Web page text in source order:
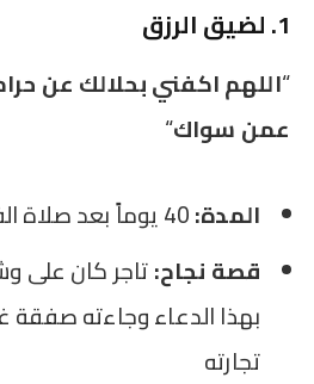
1. لضيق الرزق
“اللهم اكفني بحلالك عن
عمن سواك“
المدة:
قصة نجاح:تاجر كان على
بهذا الدعاء وجاءته صفقة
تجارته